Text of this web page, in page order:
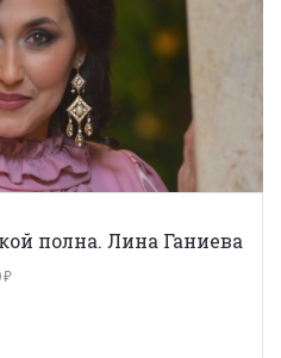
полна. Лина Ганиева
₽